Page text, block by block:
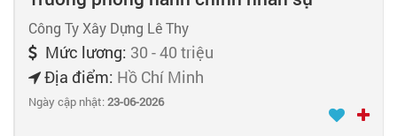
Công Ty Xây Dựng Lê Thy
Mức lương: 30 - 40 triệu
Địa điểm: Hồ Chí Minh
Ngày cập nhật:23-06-2026